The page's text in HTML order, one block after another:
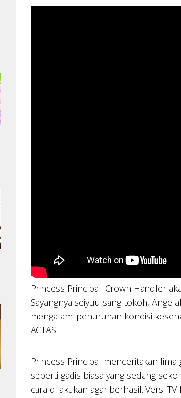
Princess Principal: Crown Handler
Sayangnya seiyuu sang tokoh, Ange
mengalami penurunan kondisi
ACTAS.
Princess Principal menceritakan
seperti gadis biasa yang sedang
cara dilakukan agar berhasil. Versi